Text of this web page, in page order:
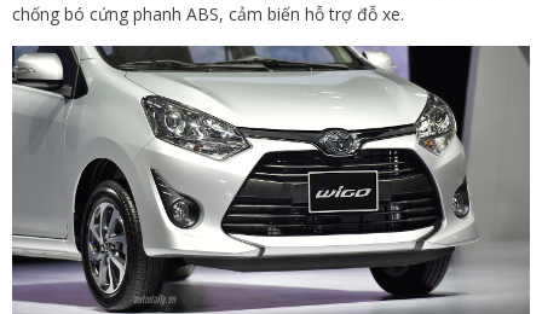
chống bó cứng phanh ABS, cảm biến hỗ trợ đỗ xe.